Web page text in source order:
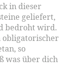
in dieser
geliefert,
bedroht wird.
obligatorischer
so
was über dich